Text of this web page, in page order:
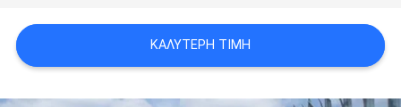
POLICY
ΚΑΛΎΤΕΡΗ ΤΙΜΉ